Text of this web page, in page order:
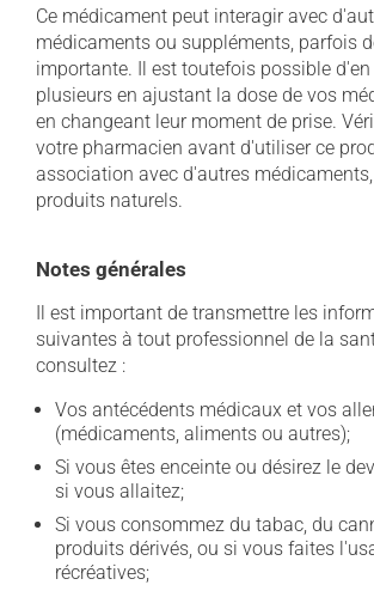
Ce médicament peut interagir avec
médicaments ou suppléments, parfois
importante. Il est toutefois possible d'en
plusieurs en ajustant la dose de vos
en changeant leur moment de prise.
votre pharmacien avant d'utiliser ce
association avec d'autres
produits naturels.
Notes générales
Il est important de transmettre les
suivantes à tout professionnel de la
consultez :
Vos antécédents médicaux et vos
(médicaments, aliments ou autres);
Si vous êtes enceinte ou désirez le
si vous allaitez;
Si vous consommez du tabac, du
produits dérivés, ou si vous faites
récréatives;